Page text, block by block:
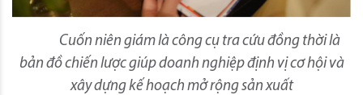
Cuốn niên giám là công cụ tra cứu đồng thời là
bản đồ chiến lược giúp doanh nghiệp định vị cơ hội và
xây dựng kế hoạch mở rộng sản xuất